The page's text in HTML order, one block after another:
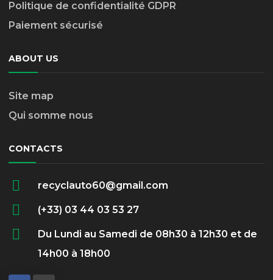
Politique de confidentialité GDPR
Paiement sécurisé
ABOUT US
Site map
Qui somme nous
CONTACTS
recyclauto60@gmail.com
(+33) 03 44 03 53 27
Du Lundi au Samedi de 08h30 à 12h30 et de
14h00 à 18h00